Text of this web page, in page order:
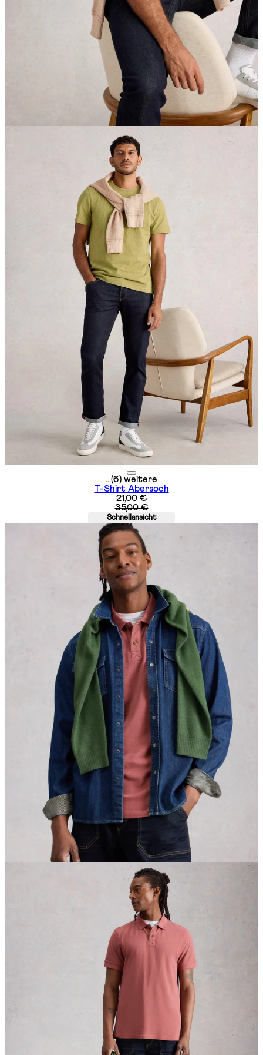
...(6) weitere
T-Shirt Abersoch
Aktueller Preis: 21,00 €.
21,00 €
35,00 €
Schnellansicht